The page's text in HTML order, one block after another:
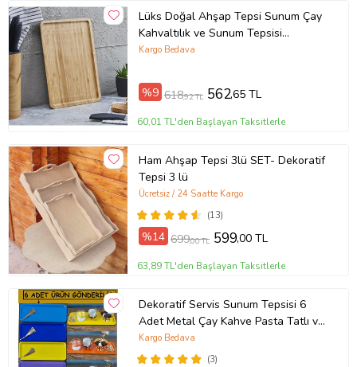
Lüks Doğal Ahşap Tepsi Sunum Çay
Kahvaltılık ve Sunum Tepsisi
33x23cm
Kargo Bedava
%9 618,92 TL 562,65 TL
60,01 TL'den Başlayan Taksitlerle
Ham Ahşap Tepsi 3lü SET- Dekoratif
Tepsi 3 lü
(13)
Ücretsiz / 24 Saatte Kargo
%14 699,00 TL 599,00 TL
63,89 TL'den Başlayan Taksitlerle
Dekoratif Servis Sunum Tepsisi 6
Adet Metal Çay Kahve Pasta Tatlı ve
Kahvaltı Tepsisi (Çok Renkli)
(3)
Kargo Bedava